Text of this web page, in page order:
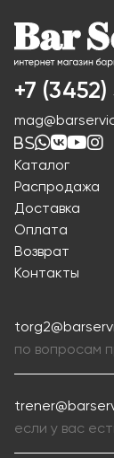
+7
Каталог
Распродажа
Доставка
Оплата
Возврат
Контакты
по вопросам
если у вас